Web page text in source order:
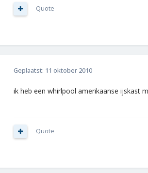
Quote
Geplaatst: 11 oktober 2010
ik heb een whirlpool amerikaanse ijskast
Quote